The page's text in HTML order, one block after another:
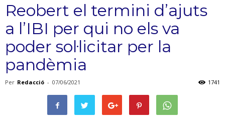
Reobert el termini d’ajuts
a l’IBI per qui no els va
poder sol·licitar per la
pandèmia
Per Redacció - 07/06/2021 1741